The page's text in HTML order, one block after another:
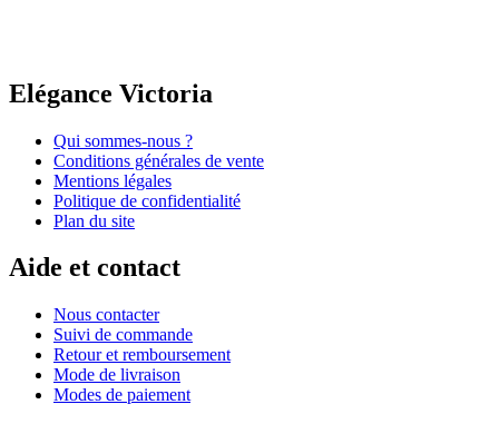
Elégance Victoria
Qui sommes-nous ?
Conditions générales de vente
Mentions légales
Politique de confidentialité
Plan du site
Aide et contact
Nous contacter
Suivi de commande
Retour et remboursement
Mode de livraison
Modes de paiement